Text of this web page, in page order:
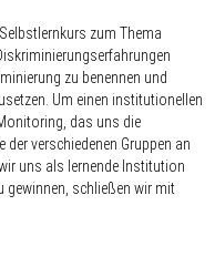
zum Thema
zu benennen und
Um einen institutionellen
das uns die
verschiedenen Gruppen an
uns als lernende Institution
gewinnen, schließen wir mit